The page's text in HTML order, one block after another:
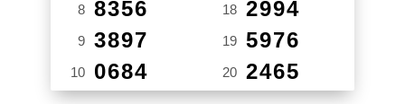
8 8356
9 3897
10 0684
18 2994
19 5976
20 2465